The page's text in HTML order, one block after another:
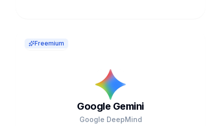
Freemium
Google Gemini
Google DeepMind